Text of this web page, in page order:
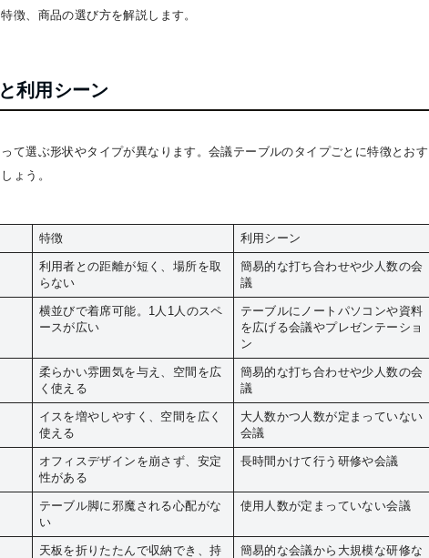
徴、商品の選び方を解説します。
利用シーン
て選ぶ形状やタイプが異なります。会議テーブルのタイプごとに特徴とおす
ょう。
特徴 利用シーン
利用者との距離が短く、場所を取
らない
簡易的な打ち合わせや少人数の会
議
横並びで着席可能。1人1人のスペ
ースが広い
テーブルにノートパソコンや資料
を広げる会議やプレゼンテーショ
ン
柔らかい雰囲気を与え、空間を広
く使える
簡易的な打ち合わせや少人数の会
議
イスを増やしやすく、空間を広く
使える
大人数かつ人数が定まっていない
会議
オフィスデザインを崩さず、安定
性がある
長時間かけて行う研修や会議
テーブル脚に邪魔される心配がな
い
使用人数が定まっていない会議
天板を折りたたんで収納でき、持
簡易的な会議から大規模な研修な